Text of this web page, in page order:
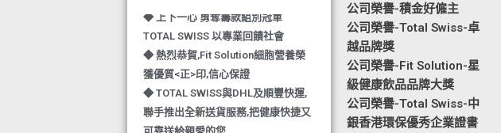
TOTAL SWISS 以專業回饋社會
◆ 熱烈恭賀,Fit Solution細胞營養榮
獲優質<正>印,信心保證
◆ TOTAL SWISS與DHL及順豐快運,
聯手推出全新送貨服務,把健康快捷又
可靠送給親愛的您
公司榮譽-積金好僱主
公司榮譽-Total Swiss-卓
越品牌獎
公司榮譽-Fit Solution-星
級健康飲品品牌大獎
公司榮譽-Total Swiss-中
銀香港環保優秀企業證書